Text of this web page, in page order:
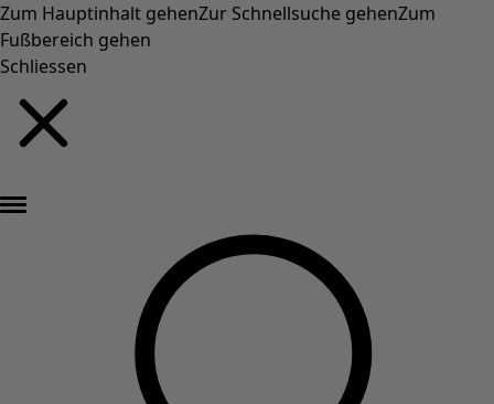
Zum Hauptinhalt gehenZur Schnellsuche gehenZum
Fußbereich gehen
Schliessen